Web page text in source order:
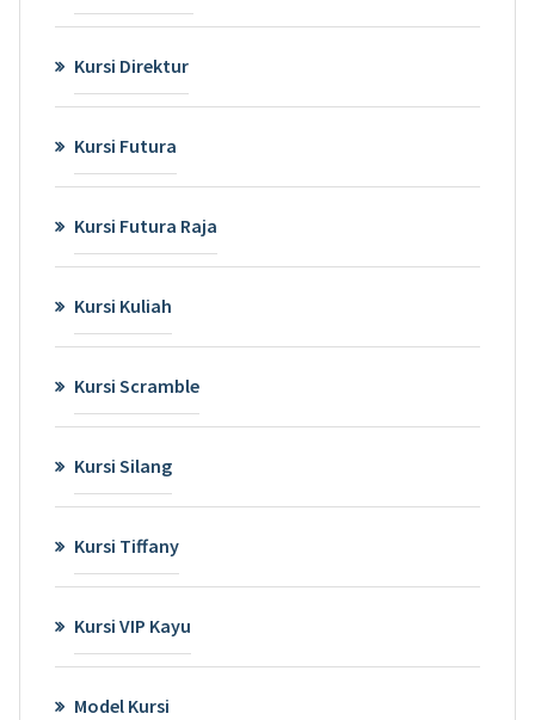
Kursi Direktur
Kursi Futura
Kursi Futura Raja
Kursi Kuliah
Kursi Scramble
Kursi Silang
Kursi Tiffany
Kursi VIP Kayu
Model Kursi